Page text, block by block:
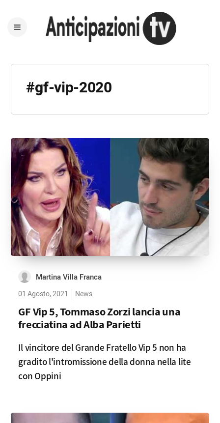
#gf-vip-2020
Martina Villa Franca
01 Agosto, 2021 News
GF Vip 5, Tommaso Zorzi lancia una
frecciatina ad Alba Parietti
Il vincitore del Grande Fratello Vip 5 non ha
gradito l'intromissione della donna nella lite
con Oppini